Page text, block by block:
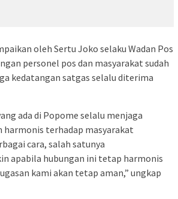
oleh Sertu Joko selaku Wadan Pos
personel pos dan masyarakat sudah
kedatangan satgas selalu diterima
ada di Popome selalu menjaga
harmonis terhadap masyarakat
cara, salah satunya
apabila hubungan ini tetap harmonis
kami akan tetap aman,” ungkap